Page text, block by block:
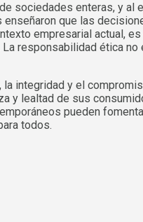
sociedades enteras, y al
que las
empresarial actual,
responsabilidad ética no
integridad y el
y lealtad de sus
pueden
todos.